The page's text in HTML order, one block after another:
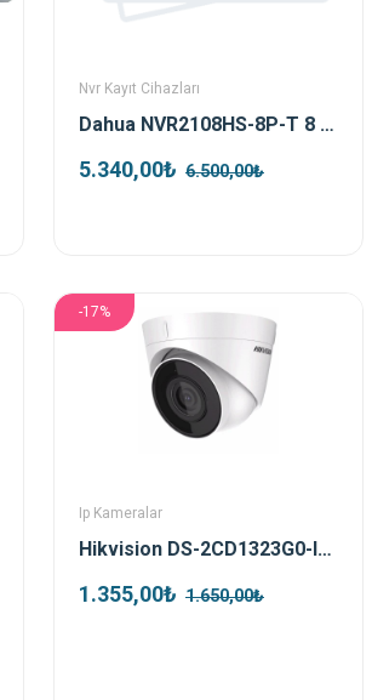
Nvr Kayıt Cihazları
Dahua NVR2108HS-8P-T 8 Kanal Poe Nvr Kayıt Cihazı
5.340,00₺ 6.500,00₺
-17%
Ip Kameralar
Hikvision DS-2CD1323G0-IUF 2mp 2.8 mm Dome IP Kamera
1.355,00₺ 1.650,00₺